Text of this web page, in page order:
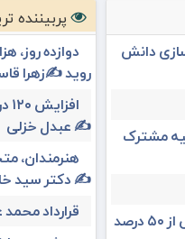
دانش
مشترک
رئیس ستاد مرکزی اربعین: سهم مهران از تردد زائر بیش از ۵۰ درصد
پربیننده
دوازده
روید ✍️زهرا
✍️ عبدل خزلی
هنرمندان،
✍️ دکتر سید
قرارداد